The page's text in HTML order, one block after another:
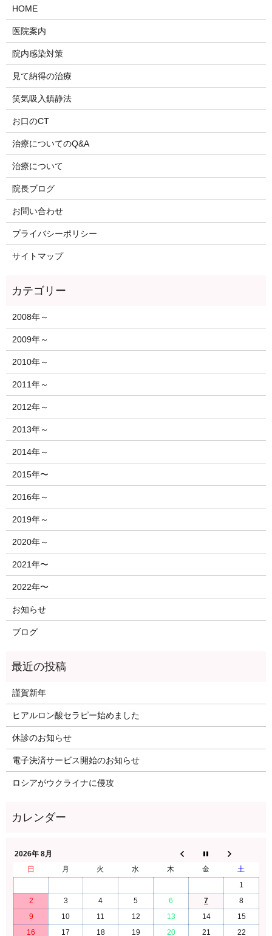
HOME
医院案内
院内感染対策
見て納得の治療
笑気吸入鎮静法
お口のCT
治療についてのQ&A
治療について
院長ブログ
お問い合わせ
プライバシーポリシー
サイトマップ
2008年～
2009年～
2010年～
2011年～
2012年～
2013年～
2014年～
2015年〜
2016年～
2019年～
2020年～
2021年〜
2022年〜
お知らせ
ブログ
謹賀新年
ヒアルロン酸セラピー始めました
休診のお知らせ
電子決済サービス開始のお知らせ
ロシアがウクライナに侵攻
2026年 8月
日
月 火 水 木 金
土
1
2
3 4 5 6 7
8
9
10 11 12 13 14
15
16
17 18 19 20 21 22